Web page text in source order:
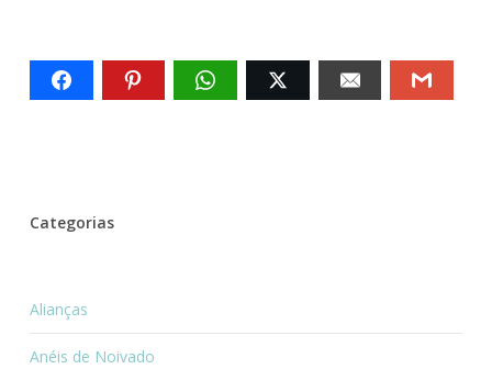
Categorias
Alianças
Anéis de Noivado